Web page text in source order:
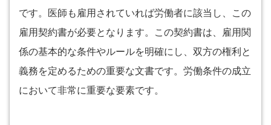
です。医師も雇用されていれば労働者に該当し、この
雇用契約書が必要となります。この契約書は、雇用関
係の基本的な条件やルールを明確にし、双方の権利と
義務を定めるための重要な文書です。労働条件の成立
において非常に重要な要素です。